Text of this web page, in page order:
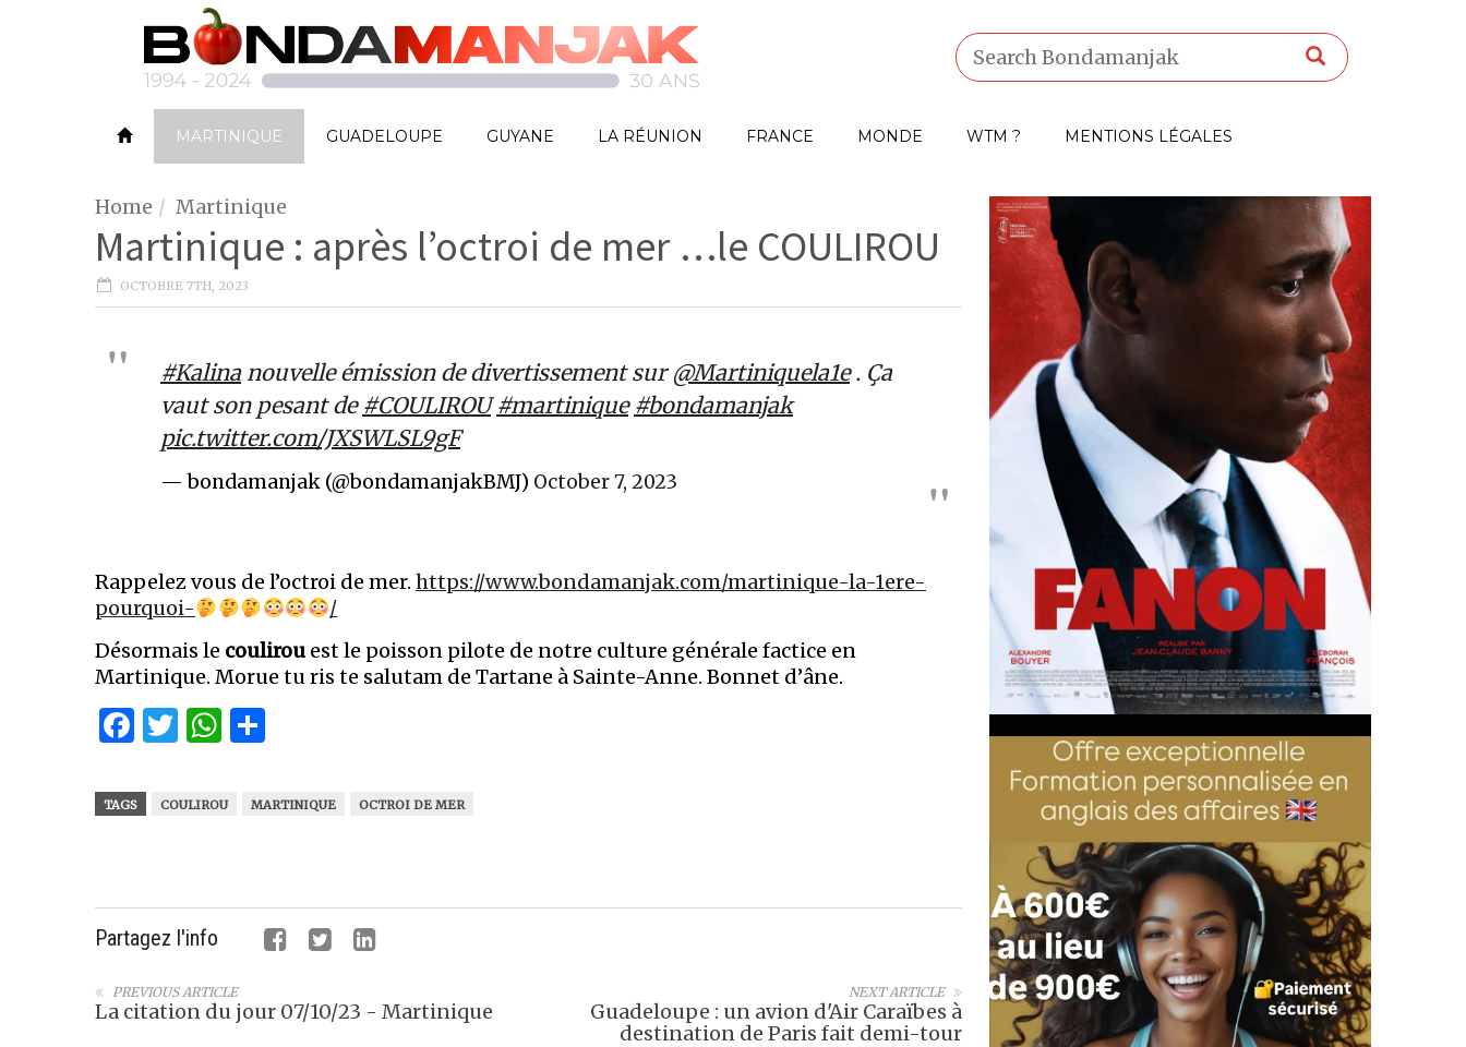
MARTINIQUE GUADELOUPE GUYANE LA RÉUNION FRANCE MONDE WTM ? MENTIONS LÉGALES
Home Martinique
Martinique : après l’octroi de mer …le COULIROU
OCTOBRE 7TH, 2023
#Kalinanouvelle émission de divertissement sur@Martiniquela1e. Ça
vaut son pesant de #COULIROU #martinique #bondamanjak
pic.twitter.com/JXSWLSL9gF
— bondamanjak (@bondamanjakBMJ) October 7, 2023
Rappelez vous de l’octroi de mer. https://www.bondamanjak.com/martinique-la-1ere-
pourquoi-
/
Désormais le coulirou est le poisson pilote de notre culture générale factice en
Martinique. Morue tu ris te salutam de Tartane à Sainte-Anne. Bonnet d’âne.
Facebook
Twitter
WhatsApp
TAGS COULIROU MARTINIQUE OCTROI DE MER
Partagez l'info
NEXT ARTICLE
Guadeloupe : un avion d'Air Caraïbes à
destination de Paris fait demi-tour
PREVIOUS ARTICLE
La citation du jour 07/10/23 - Martinique